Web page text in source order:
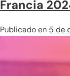
Francia
Publicado en 5 de